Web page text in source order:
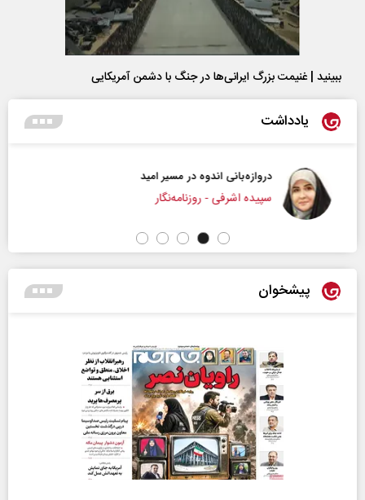
ببینید | غنیمت بزرگ ایرانی‌ها در جنگ با دشمن آمریکایی
یادداشت
دروازه‌بانی اندوه در مسیر امید
سپیده اشرفی - روزنامه‌نگار
پیشخوان